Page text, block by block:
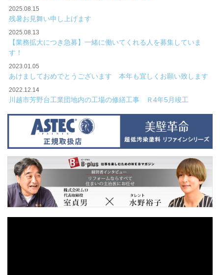
2025.08.15
残暑お見舞い申し上げます
2025.08.13
【業務拡大につき急募】一緒に働いてくれる人を募集していま
す！
2023.01.05
あけましておめでとうございます 本年も宜しくお願い致します
2022.12.14
川越市芳野台工業団地内の工場の修繕工事 Ｒ4年5月竣工